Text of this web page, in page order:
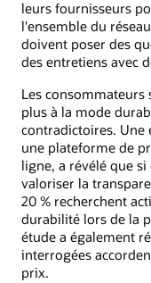
leurs fournisseurs
l'ensemble du
doivent poser des
des entretiens avec
Les consommateurs
plus à la mode
contradictoires. Une
une plateforme de
ligne, a révélé que
valoriser la
20 % recherchent
durabilité lors de la
étude a également
interrogées
prix.